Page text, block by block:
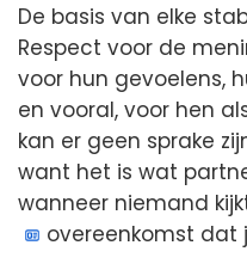
De basis van elke
Respect voor de
voor hun gevoelens,
en vooral, voor hen
kan er geen sprake
want het is wat
wanneer niemand
overeenkomst dat